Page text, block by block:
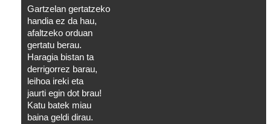
Gartzelan gertatzeko
handia ez da hau,
afaltzeko orduan
gertatu berau.
Haragia bistan ta
derrigorrez barau,
leihoa ireki eta
jaurti egin dot brau!
Katu batek miau
baina geldi dirau.